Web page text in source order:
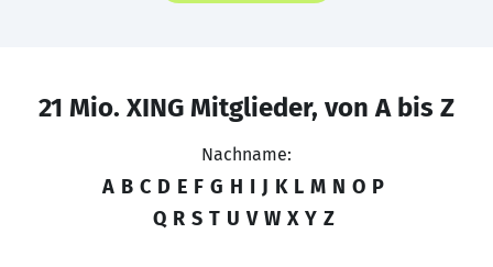
21 Mio. XING Mitglieder, von A bis Z
Nachname:
A B C D E F G H I J K L M N O P
Q R S T U V W X Y Z